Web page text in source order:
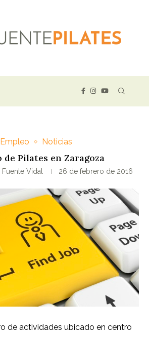
Empleo Noticias
de Pilates en Zaragoza
Fuente Vidal 26 de febrero de 2016
de actividades ubicado en centro